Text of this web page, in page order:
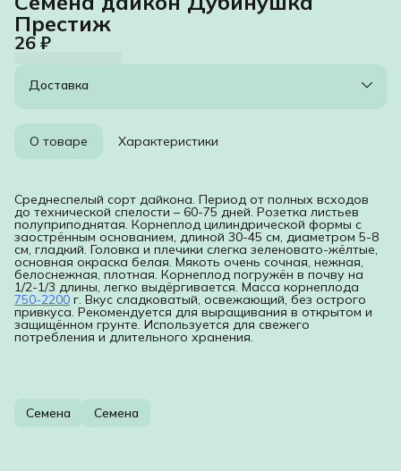
Престиж
26 ₽
Доставка
О товаре Характеристики
Среднеспелый сорт дайкона. Период от полных всходов
до технической спелости – 60-75 дней. Розетка листьев
полуприподнятая. Корнеплод цилиндрической формы с
заострённым основанием, длиной 30-45 см, диаметром 5-8
см, гладкий. Головка и плечики слегка зеленовато-жёлтые,
основная окраска белая. Мякоть очень сочная, нежная,
белоснежная, плотная. Корнеплод погружён в почву на
1/2-1/3 длины, легко выдёргивается. Масса корнеплода
750-2200 г. Вкус сладковатый, освежающий, без острого
привкуса. Рекомендуется для выращивания в открытом и
защищённом грунте. Используется для свежего
потребления и длительного хранения.
Семена Семена